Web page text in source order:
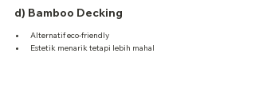
d) Bamboo Decking
Alternatif eco-friendly
Estetik menarik tetapi lebih mahal